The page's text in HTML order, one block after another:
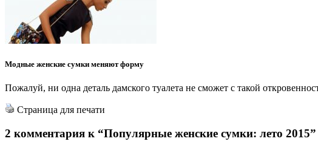
Модные женские сумки меняют форму
Пожалуй, ни одна деталь дамского туалета не сможет с такой
Страница для печати
2 комментария к “Популярные женские сумки: лето 2015”